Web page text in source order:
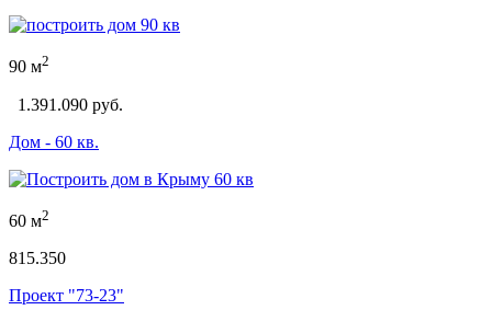
90 м2
1.391.090 руб.
Дом - 60 кв.
60 м2
815.350
Проект "73-23"